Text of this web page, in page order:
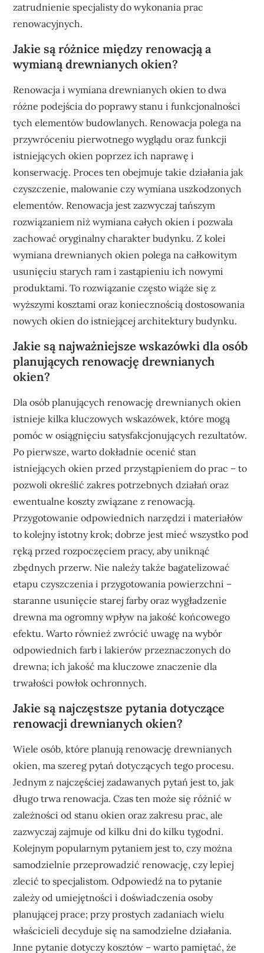
zatrudnienie specjalisty do wykonania prac
renowacyjnych.
Jakie są różnice między renowacją a
wymianą drewnianych okien?
Renowacja i wymiana drewnianych okien to dwa
różne podejścia do poprawy stanu i funkcjonalności
tych elementów budowlanych. Renowacja polega na
przywróceniu pierwotnego wyglądu oraz funkcji
istniejących okien poprzez ich naprawę i
konserwację. Proces ten obejmuje takie działania jak
czyszczenie, malowanie czy wymiana uszkodzonych
elementów. Renowacja jest zazwyczaj tańszym
rozwiązaniem niż wymiana całych okien i pozwala
zachować oryginalny charakter budynku. Z kolei
wymiana drewnianych okien polega na całkowitym
usunięciu starych ram i zastąpieniu ich nowymi
produktami. To rozwiązanie często wiąże się z
wyższymi kosztami oraz koniecznością dostosowania
nowych okien do istniejącej architektury budynku.
Jakie są najważniejsze wskazówki dla osób
planujących renowację drewnianych
okien?
Dla osób planujących renowację drewnianych okien
istnieje kilka kluczowych wskazówek, które mogą
pomóc w osiągnięciu satysfakcjonujących rezultatów.
Po pierwsze, warto dokładnie ocenić stan
istniejących okien przed przystąpieniem do prac – to
pozwoli określić zakres potrzebnych działań oraz
ewentualne koszty związane z renowacją.
Przygotowanie odpowiednich narzędzi i materiałów
to kolejny istotny krok; dobrze jest mieć wszystko pod
ręką przed rozpoczęciem pracy, aby uniknąć
zbędnych przerw. Nie należy także bagatelizować
etapu czyszczenia i przygotowania powierzchni –
staranne usunięcie starej farby oraz wygładzenie
drewna ma ogromny wpływ na jakość końcowego
efektu. Warto również zwrócić uwagę na wybór
odpowiednich farb i lakierów przeznaczonych do
drewna; ich jakość ma kluczowe znaczenie dla
trwałości powłok ochronnych.
Jakie są najczęstsze pytania dotyczące
renowacji drewnianych okien?
Wiele osób, które planują renowację drewnianych
okien, ma szereg pytań dotyczących tego procesu.
Jednym z najczęściej zadawanych pytań jest to, jak
długo trwa renowacja. Czas ten może się różnić w
zależności od stanu okien oraz zakresu prac, ale
zazwyczaj zajmuje od kilku dni do kilku tygodni.
Kolejnym popularnym pytaniem jest to, czy można
samodzielnie przeprowadzić renowację, czy lepiej
zlecić to specjalistom. Odpowiedź na to pytanie
zależy od umiejętności i doświadczenia osoby
planującej prace; przy prostych zadaniach wielu
właścicieli decyduje się na samodzielne działania.
Inne pytanie dotyczy kosztów – warto pamiętać, że